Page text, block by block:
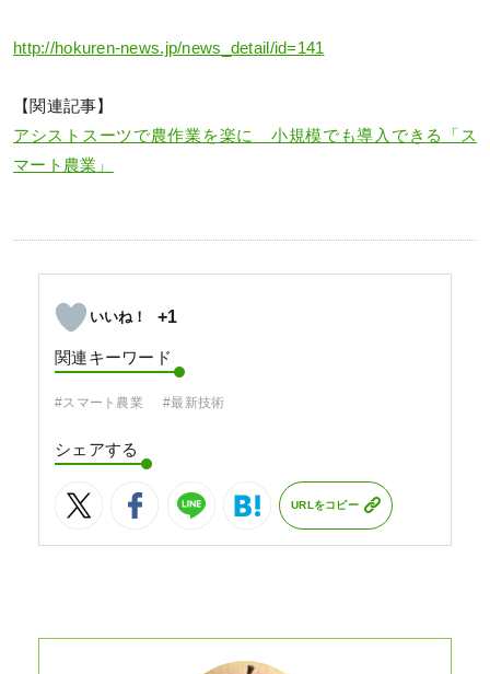
http://hokuren-news.jp/news_detail/id=141
【関連記事】
アシストスーツで農作業を楽に 小規模でも導入できる「ス
マート農業」
+1
関連キーワード
#スマート農業 #最新技術
シェアする
URLをコピー